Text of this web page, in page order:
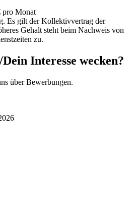
pro Monat
Es gilt der Kollektivvertrag der
Gehalt steht beim Nachweis von
zu.
Interesse wecken?
über Bewerbungen.